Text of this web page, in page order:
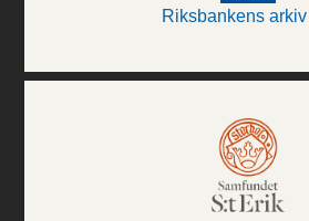
Riksbankens arkiv